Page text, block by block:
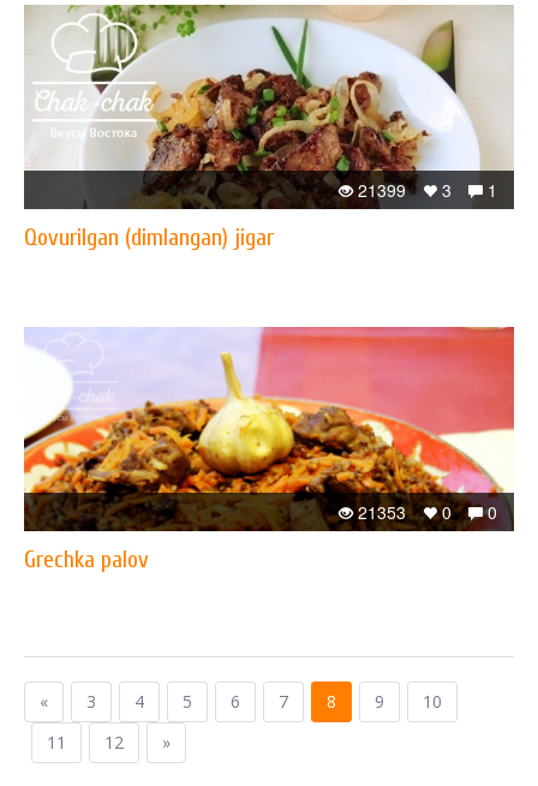
1
3
21399
Qovurilgan (dimlangan) jigar
0
0
21353
Grechka palov
« 3 4 5 6 7 8 9
10
11
12 »